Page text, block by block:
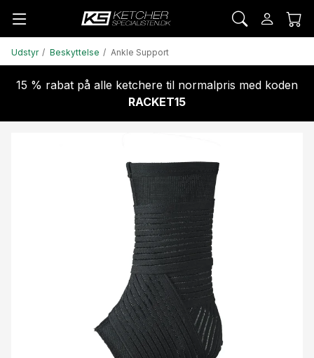
Udstyr Beskyttelse Ankle Support
15 % rabat på alle ketchere til normalpris med koden
RACKET15